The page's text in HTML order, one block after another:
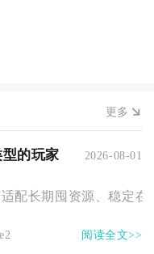
更多
的玩家 2026-08-01
配长期囤资源、稳定
阅读全文>>